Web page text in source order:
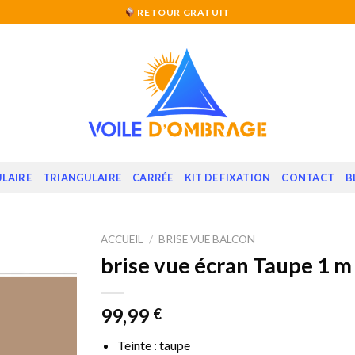
RETOUR GRATUIT
TRIANGULAIRE CARRÉE KIT DE FIXATION CONTACT
ACCUEIL / BRISE VUE BALCON
brise vue écran Taupe 1
99,99 €
Teinte : taupe